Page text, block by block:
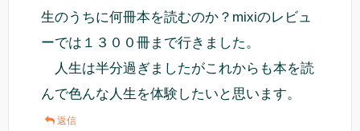
生のうちに何冊本を読むのか？mixiのレビュ
ーでは１３００冊まで行きました。
人生は半分過ぎましたがこれからも本を読
んで色んな人生を体験したいと思います。
返信